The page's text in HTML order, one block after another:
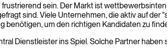
sein. Der Markt ist
sind. Viele Unternehmen, die aktiv auf der
benötigen, um den richtigen Kandidaten zu
Dienstleister ins Spiel. Solche Partner haben